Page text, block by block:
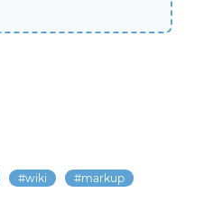
wiki markup